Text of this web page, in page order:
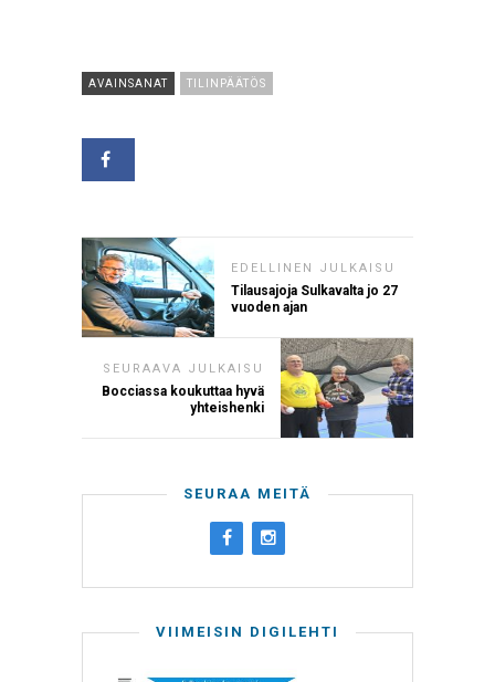
AVAINSANAT TILINPÄÄTÖS
EDELLINEN JULKAISU
Tilausajoja Sulkavalta jo 27
vuoden ajan
SEURAAVA JULKAISU
Bocciassa koukuttaa hyvä
yhteishenki
SEURAA MEITÄ
VIIMEISIN DIGILEHTI